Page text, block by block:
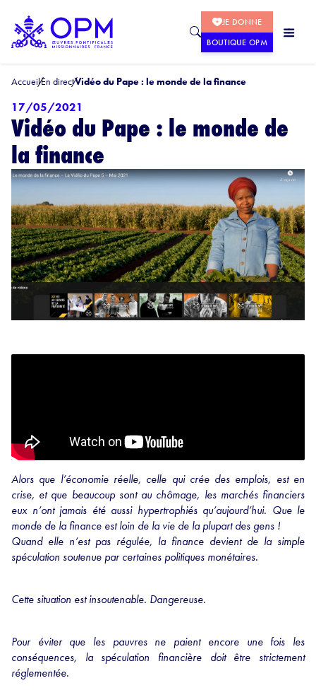
JE DONNE
BOUTIQUE OPM
AccueilEn directVidéo du Pape : le monde de la finance
17/05/2021
Vidéo du Pape : le monde de
la finance
Alors que l’économie réelle, celle qui crée des emplois, est en
crise, et que beaucoup sont au chômage, les marchés financiers
eux n’ont jamais été aussi hypertrophiés qu’aujourd’hui. Que le
monde de la finance est loin de la vie de la plupart des gens !
Quand elle n’est pas régulée, la finance devient de la simple
spéculation soutenue par certaines politiques monétaires.
Cette situation est insoutenable. Dangereuse.
Pour éviter que les pauvres ne paient encore une fois les
conséquences, la spéculation financière doit être strictement
réglementée.